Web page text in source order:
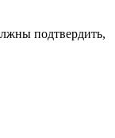
подтвердить,